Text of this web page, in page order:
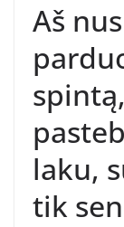
Aš
laku,
tik